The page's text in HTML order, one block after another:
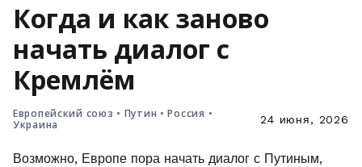
Когда и как заново
начать диалог с
Кремлём
Европейский союз • Путин •Россия •
Украина
24 июня, 2026
Возможно, Европе пора начать диалог с Путиным,